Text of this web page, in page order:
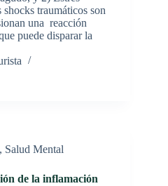
traumáticos son
una reacción
puede disparar la
, Salud Mental
de la inflamación